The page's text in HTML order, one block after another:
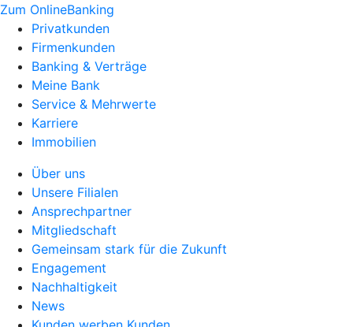
Zum OnlineBanking
Privatkunden
Firmenkunden
Banking & Verträge
Meine Bank
Service & Mehrwerte
Karriere
Immobilien
Über uns
Unsere Filialen
Ansprechpartner
Mitgliedschaft
Gemeinsam stark für die Zukunft
Engagement
Nachhaltigkeit
News